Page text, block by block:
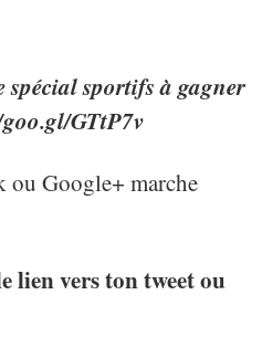
spécial sportifs à gagner
GTtP7v
ou Google+ marche
lien vers ton tweet ou